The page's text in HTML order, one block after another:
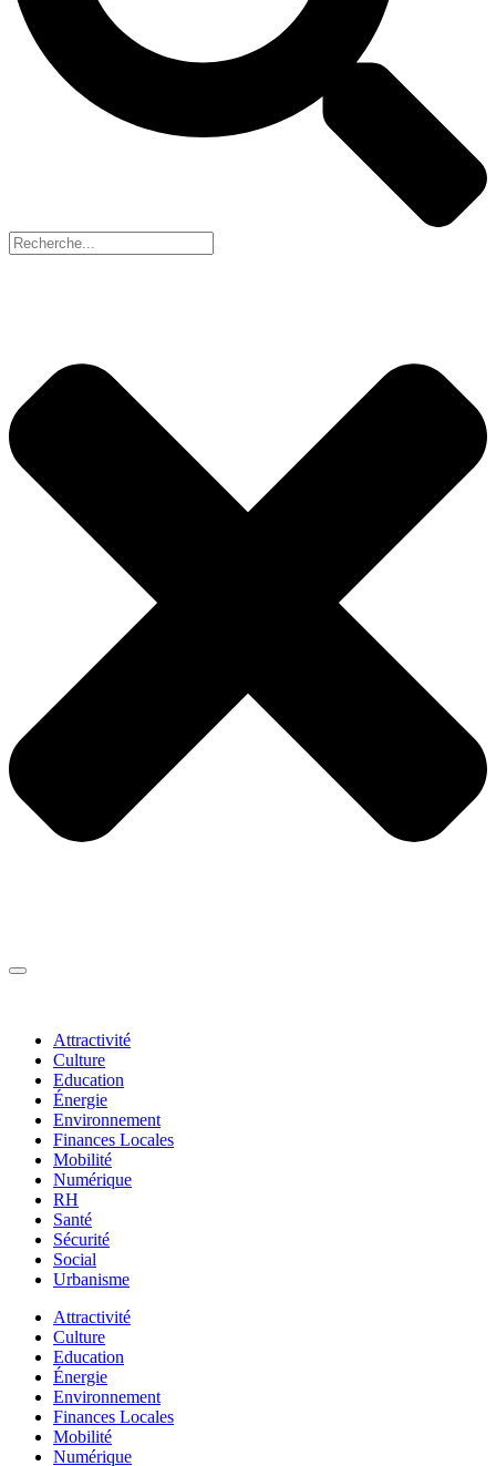
Attractivité
Culture
Education
Énergie
Environnement
Finances Locales
Mobilité
Numérique
RH
Santé
Sécurité
Social
Urbanisme
Attractivité
Culture
Education
Énergie
Environnement
Finances Locales
Mobilité
Numérique